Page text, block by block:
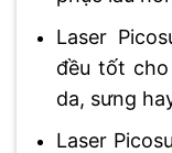
Laser
đều tốt
da, sưng
Laser